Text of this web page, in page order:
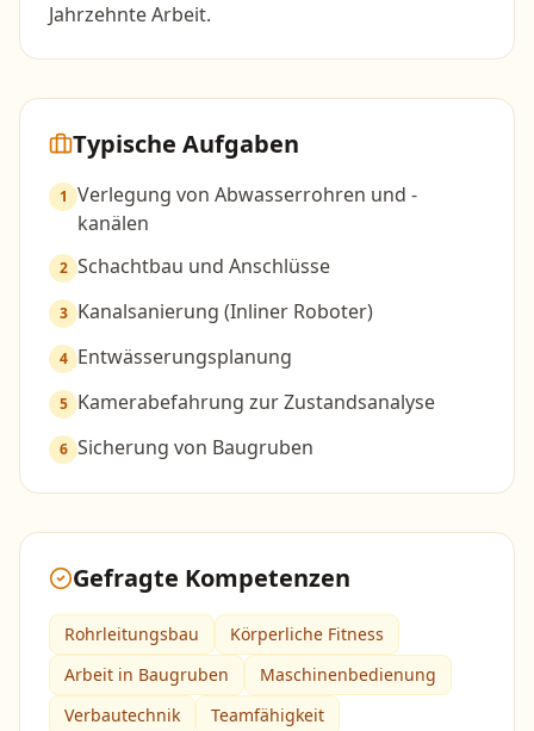
Jahrzehnte Arbeit.
Typische Aufgaben
1 Verlegung von Abwasserrohren und -
kanälen
2 Schachtbau und Anschlüsse
3 Kanalsanierung (Inliner Roboter)
4 Entwässerungsplanung
5 Kamerabefahrung zur Zustandsanalyse
6 Sicherung von Baugruben
Gefragte Kompetenzen
Rohrleitungsbau
Körperliche Fitness
Arbeit in Baugruben
Maschinenbedienung
Verbautechnik
Teamfähigkeit